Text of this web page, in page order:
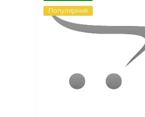
Популярний